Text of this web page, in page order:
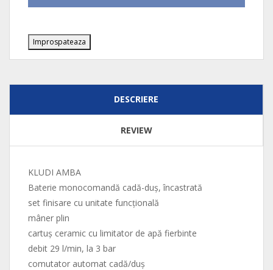
DESCRIERE
REVIEW
KLUDI AMBA
Baterie monocomandă cadă-duş, încastrată
set finisare cu unitate funcţională
mâner plin
cartuş ceramic cu limitator de apă fierbinte
debit 29 l/min, la 3 bar
comutator automat cadă/duş